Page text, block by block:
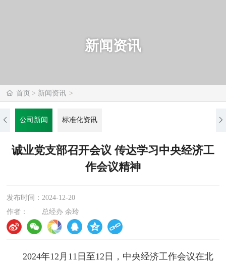
新闻资讯
首页 新闻资讯
公司新闻 标准化资讯
诚业党支部召开会议 传达学习中央经济工
作会议精神
发布时间：2024-12-20
作者：
总经办 余玲
2024年12月11日至12日，中央经济工作会议在北